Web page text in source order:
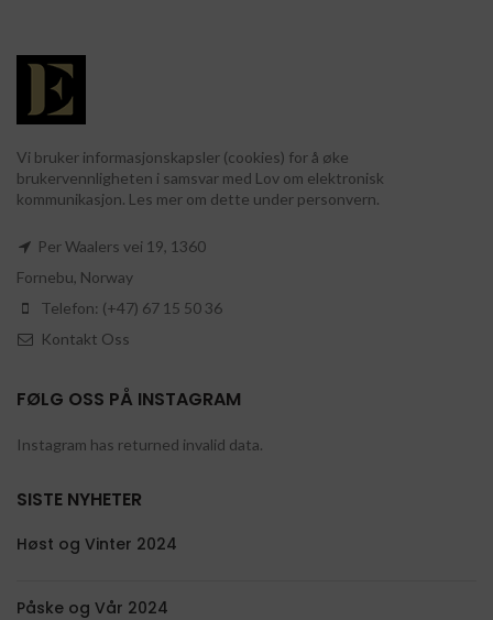
Vi bruker informasjonskapsler (cookies) for å øke
brukervennligheten i samsvar med Lov om elektronisk
kommunikasjon. Les mer om dette under personvern.
Per Waalers vei 19, 1360
Fornebu, Norway
Telefon: (+47) 67 15 50 36
Kontakt Oss
FØLG OSS PÅ INSTAGRAM
Instagram has returned invalid data.
SISTE NYHETER
Høst og Vinter 2024
Påske og Vår 2024